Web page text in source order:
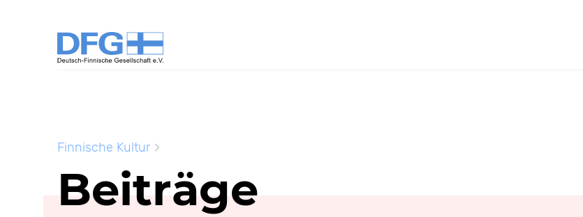
Finnische Kultur
Beiträge